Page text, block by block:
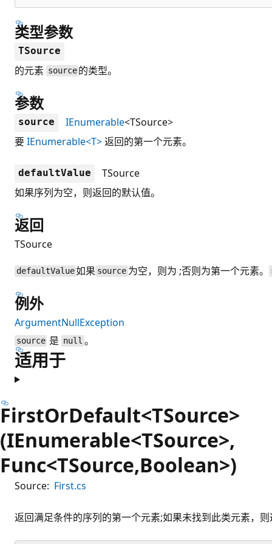
类型参数
TSource
的元素 source 的类型。
参数
source IEnumerable<TSource>
要IEnumerable<T>返回的第一个元素。
defaultValue
TSource
如果序列为空，则返回的默认值。
返回
TSource
defaultValue如果 source 为空，则为 ;否则为第一个元素。
例外
ArgumentNullException
source 是 null 。
适用于
FirstOrDefault<TSource>
(IEnumerable<TSource>,
Func<TSource,Boolean>)
Source: First.cs
返回满足条件的序列的第一个元素;如果未找到此类元素，则